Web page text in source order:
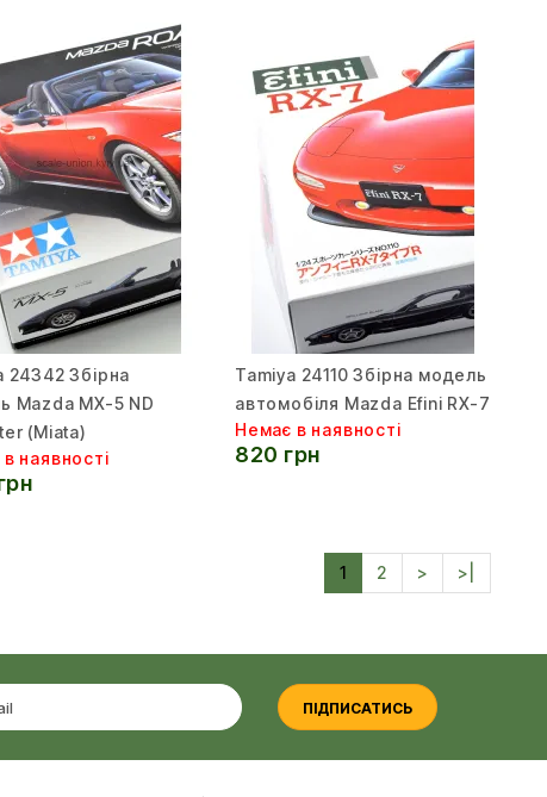
24342 Збірна
Mazda MX-5 ND
(Miata)
наявності
Tamiya 24110 Збірна модель
автомобіля Mazda Efini RX-7
Немає в наявності
820 грн
1 2 > >|
ПІДПИСАТИСЬ